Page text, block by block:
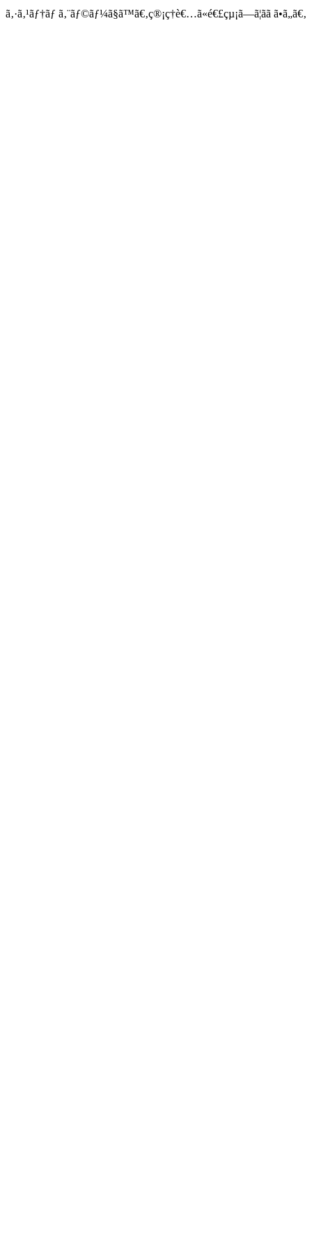
ã‚·ã‚¹ãƒ†ãƒ ã‚¨ãƒ©ãƒ¼ã§ã™ã€‚ç®¡ç†è€…ã«é€£çµ¡ã—ã¦ãã ã•ã„ã€‚